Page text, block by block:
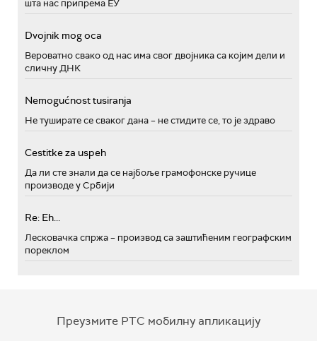
шта нас припрема ЕУ
Dvojnik mog oca
Вероватно свако од нас има свог двојника са којим дели и
сличну ДНК
Nemogućnost tusiranja
Не туширате се сваког дана – не стидите се, то је здраво
Cestitke za uspeh
Да ли сте знали да се најбоље грамофонске ручице
производе у Србији
Re: Eh...
Лесковачка спржа – производ са заштићеним географским
пореклом
Преузмите РТС мобилну апликацију